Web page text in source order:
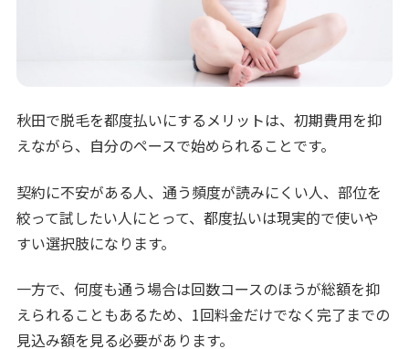
秋田で脱毛を都度払いにするメリットは、初期費用を抑
えながら、自分のペースで始められることです。
契約に不安がある人、通う頻度が読みにくい人、部位を
絞って試したい人にとって、都度払いは現実的で使いや
すい選択肢になります。
一方で、何度も通う場合は回数コースのほうが総額を抑
えられることもあるため、1回料金だけでなく完了までの
見込み額を見る必要があります。